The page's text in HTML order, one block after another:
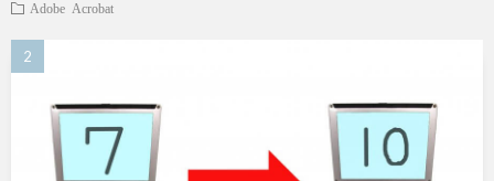
Adobe Acrobat